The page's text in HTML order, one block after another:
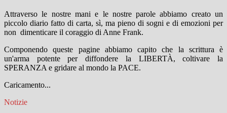
Attraverso le nostre mani e le nostre parole abbiamo creato un
piccolo diario fatto di carta, sì, ma pieno di sogni e di emozioni per
non dimenticare il coraggio di Anne Frank.
Componendo queste pagine abbiamo capito che la scrittura è
un'arma potente per diffondere la LIBERTÀ, coltivare la
SPERANZA e gridare al mondo la PACE.
Caricamento...
Notizie